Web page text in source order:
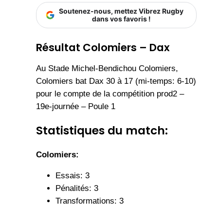
Soutenez-nous, mettez Vibrez Rugby
dans vos favoris !
Résultat Colomiers – Dax
Au Stade Michel-Bendichou Colomiers,
Colomiers bat Dax 30 à 17 (mi-temps: 6-10)
pour le compte de la compétition prod2 –
19e-journée – Poule 1
Statistiques du match:
Colomiers:
Essais: 3
Pénalités: 3
Transformations: 3